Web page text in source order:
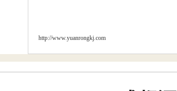
http://www.yuanrongkj.com